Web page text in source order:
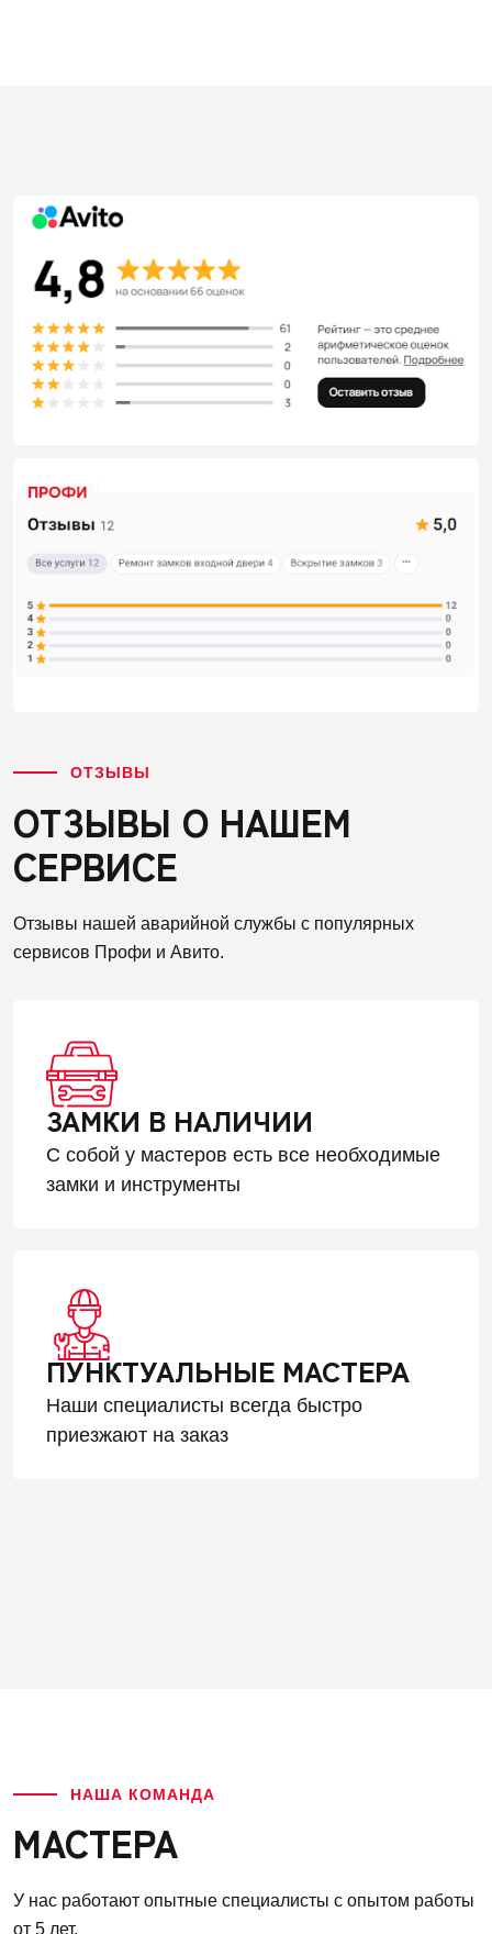
ОТЗЫВЫ
ОТЗЫВЫ О НАШЕМ
СЕРВИСЕ
Отзывы нашей аварийной службы с популярных
сервисов Профи и Авито.
ЗАМКИ В НАЛИЧИИ
С собой у мастеров есть все необходимые
замки и инструменты
ПУНКТУАЛЬНЫЕ МАСТЕРА
Наши специалисты всегда быстро
приезжают на заказ
НАША КОМАНДА
МАСТЕРА
У нас работают опытные специалисты с опытом работы
от 5 лет.